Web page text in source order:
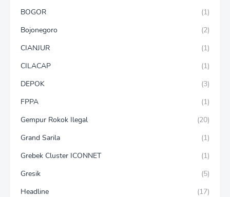
BOGOR
(1)
Bojonegoro
(2)
CIANJUR
(1)
CILACAP
(1)
DEPOK
(3)
FPPA
(1)
Gempur Rokok Ilegal
(20)
Grand Sarila
(1)
Grebek Cluster ICONNET
(1)
Gresik
(5)
Headline
(17)